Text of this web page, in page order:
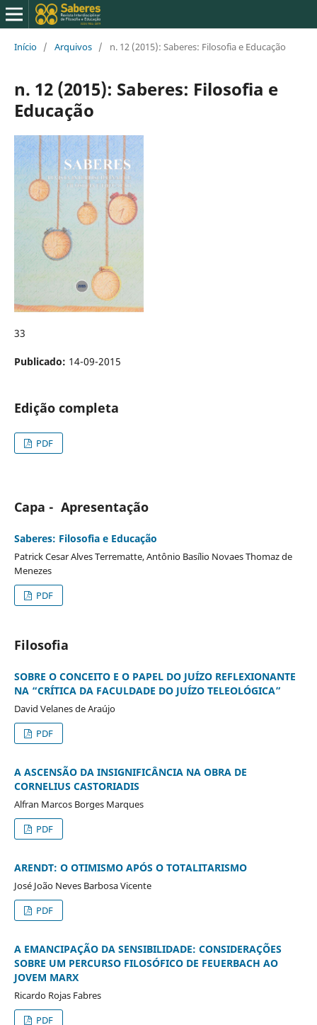
Início / Arquivos / n. 12 (2015): Saberes: Filosofia e Educação
n. 12 (2015): Saberes: Filosofia e
Educação
33
Publicado: 14-09-2015
Edição completa
PDF
Capa - Apresentação
Saberes: Filosofia e Educação
Patrick Cesar Alves Terrematte, Antônio Basílio Novaes Thomaz de
Menezes
PDF
Filosofia
SOBRE O CONCEITO E O PAPEL DO JUÍZO REFLEXIONANTE
NA “CRÍTICA DA FACULDADE DO JUÍZO TELEOLÓGICA”
David Velanes de Araújo
PDF
A ASCENSÃO DA INSIGNIFICÂNCIA NA OBRA DE
CORNELIUS CASTORIADIS
Alfran Marcos Borges Marques
PDF
ARENDT: O OTIMISMO APÓS O TOTALITARISMO
José João Neves Barbosa Vicente
PDF
A EMANCIPAÇÃO DA SENSIBILIDADE: CONSIDERAÇÕES
SOBRE UM PERCURSO FILOSÓFICO DE FEUERBACH AO
JOVEM MARX
Ricardo Rojas Fabres
PDF